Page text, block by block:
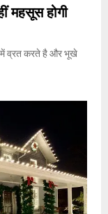
महसूस होगी
में व्रत करते है और भूखे